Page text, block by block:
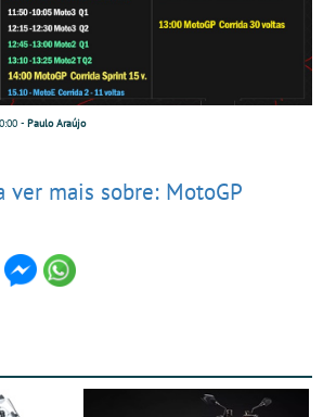
- Paulo Araújo
ver mais sobre: MotoGP